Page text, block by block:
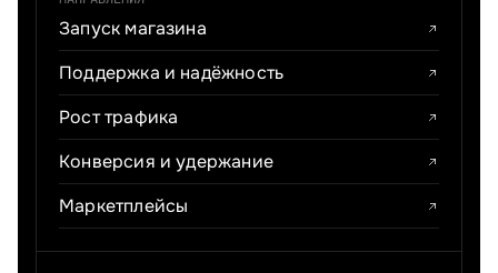
Запуск магазина
Поддержка и надёжность
Рост трафика
Конверсия и удержание
Маркетплейсы